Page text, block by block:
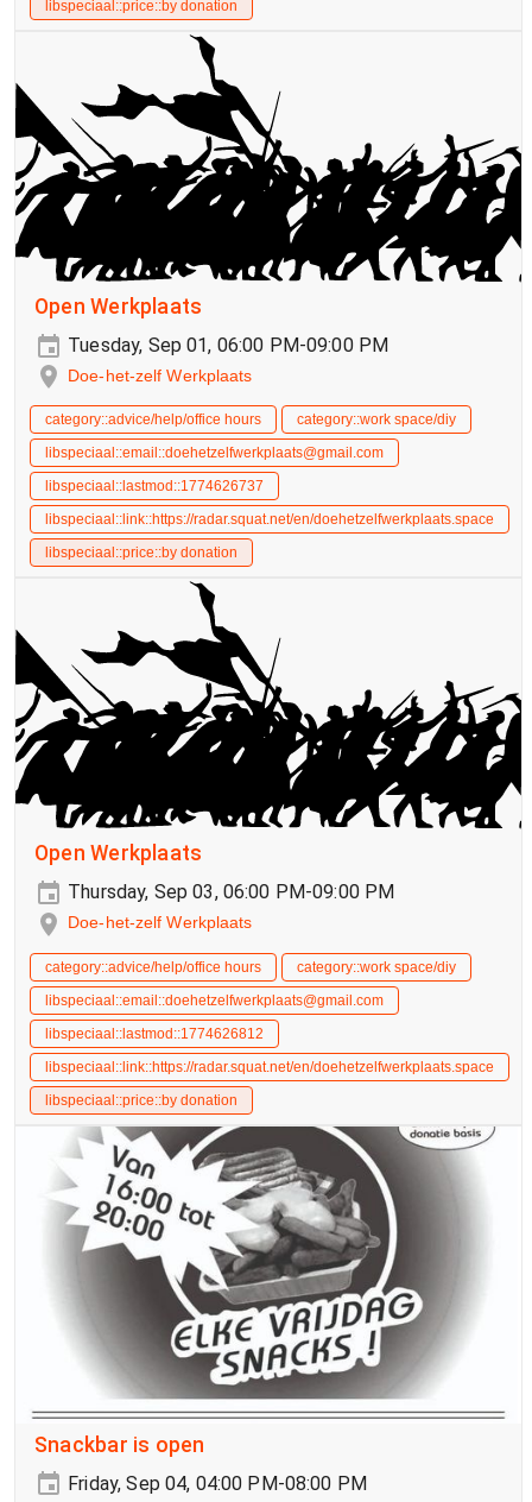
libspeciaal::price::by donation
Open Werkplaats
Tuesday, Sep 01, 06:00 PM-09:00 PM
Doe-het-zelf Werkplaats
category::advice/help/office hours
category::work space/diy
libspeciaal::email::doehetzelfwerkplaats@gmail.com
libspeciaal::lastmod::1774626737
libspeciaal::link::https://radar.squat.net/en/doehetzelfwerkplaats.space
libspeciaal::price::by donation
Open Werkplaats
Thursday, Sep 03, 06:00 PM-09:00 PM
Doe-het-zelf Werkplaats
category::advice/help/office hours
category::work space/diy
libspeciaal::email::doehetzelfwerkplaats@gmail.com
libspeciaal::lastmod::1774626812
libspeciaal::link::https://radar.squat.net/en/doehetzelfwerkplaats.space
libspeciaal::price::by donation
Snackbar is open
Friday, Sep 04, 04:00 PM-08:00 PM